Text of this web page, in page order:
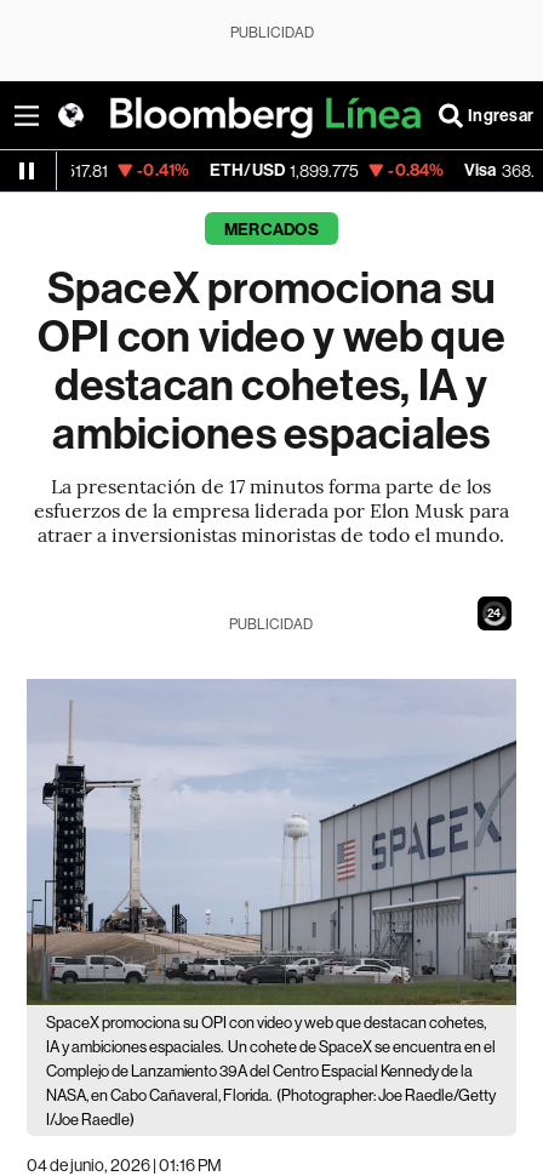
PUBLICIDAD
Ingresar
-0.41% ETH/USD 1,899.775 -0.84% Visa 368.54 -0.28%
MERCADOS
SpaceX promociona su
OPI con video y web que
destacan cohetes, IA y
ambiciones espaciales
La presentación de 17 minutos forma parte de los
esfuerzos de la empresa liderada por Elon Musk para
atraer a inversionistas minoristas de todo el mundo.
22
PUBLICIDAD
SpaceX promociona su OPI con video y web que destacan cohetes,
IA y ambiciones espaciales. Un cohete de SpaceX se encuentra en el
Complejo de Lanzamiento 39A del Centro Espacial Kennedy de la
NASA, en Cabo Cañaveral, Florida. (Photographer: Joe Raedle/Getty
I/Joe Raedle)
04 de junio, 2026 | 01:16 PM